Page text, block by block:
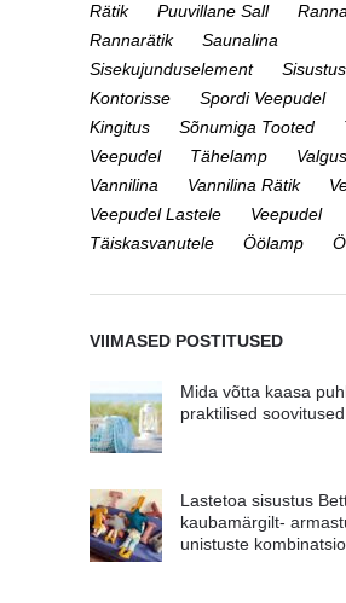
Rätik
Puuvillane Sall
Rannarätik
Saunalina
Sisekujunduselement
Kontorisse
Spordi Veepudel
Kingitus
Sõnumiga Tooted
Veepudel
Tähelamp
Vannilina
Vannilina Rätik
Veepudel Lastele
Veepudel
Täiskasvanutele
Öölamp
VIIMASED POSTITUSED
Mida võtta kaasa
praktilised soovitused
Lastetoa sisustus
kaubamärgilt-
unistuste